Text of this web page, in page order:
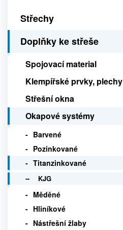
Střechy
Doplňky ke střeše
Spojovací material
Klempířské prvky, plechy
Střešní okna
Okapové systémy
Barvené
Pozinkované
Titanzinkované
KJG
Měděné
Hliníkové
Nástřešní žlaby